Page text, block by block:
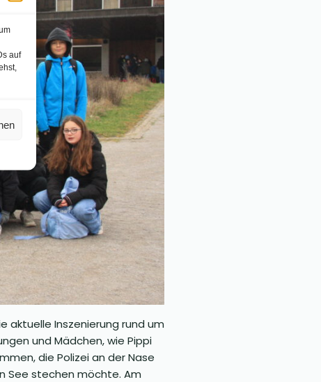
auf
aktuelle Inszenierung rund um
und Mädchen, wie Pippi
die Polizei an der Nase
See stechen möchte. Am